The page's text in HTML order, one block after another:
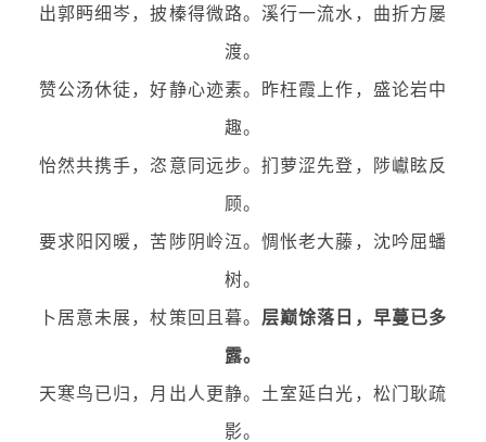
出郭眄细岑，披榛得微路。溪行一流水，曲折方屡
渡。
赞公汤休徒，好静心迹素。昨枉霞上作，盛论岩中
趣。
怡然共携手，恣意同远步。扪萝涩先登，陟巘眩反
顾。
要求阳冈暖，苦陟阴岭沍。惆怅老大藤，沈吟屈蟠
树。
卜居意未展，杖策回且暮。 层巅馀落日，早蔓已多
露。
天寒鸟已归，月出人更静。土室延白光，松门耿疏
影。